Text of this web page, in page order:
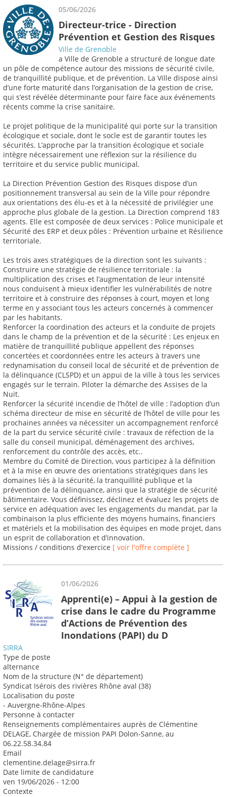
05/06/2026
Directeur-trice - Direction
Prévention et Gestion des Risques
Ville de Grenoble
a Ville de Grenoble a structuré de longue date
un pôle de compétence autour des missions de sécurité civile,
de tranquillité publique, et de prévention. La Ville dispose ainsi
d’une forte maturité dans l’organisation de la gestion de crise,
qui s’est révélée déterminante pour faire face aux événements
récents comme la crise sanitaire.
Le projet politique de la municipalité qui porte sur la transition
écologique et sociale, dont le socle est de garantir toutes les
sécurités. L’approche par la transition écologique et sociale
intègre nécessairement une réflexion sur la résilience du
territoire et du service public municipal.
La Direction Prévention Gestion des Risques dispose d’un
positionnement transversal au sein de la Ville pour répondre
aux orientations des élu-es et à la nécessité de privilégier une
approche plus globale de la gestion. La Direction comprend 183
agents. Elle est composée de deux services : Police municipale et
Sécurité des ERP et deux pôles : Prévention urbaine et Résilience
territoriale.
Les trois axes stratégiques de la direction sont les suivants :
Construire une stratégie de résilience territoriale : la
multiplication des crises et l’augmentation de leur intensité
nous conduisent à mieux identifier les vulnérabilités de notre
territoire et à construire des réponses à court, moyen et long
terme en y associant tous les acteurs concernés à commencer
par les habitants.
Renforcer la coordination des acteurs et la conduite de projets
dans le champ de la prévention et de la sécurité : Les enjeux en
matière de tranquillité publique appellent des réponses
concertées et coordonnées entre les acteurs à travers une
redynamisation du conseil local de sécurité et de prévention de
la délinquance (CLSPD) et un appui de la ville à tous les services
engagés sur le terrain. Piloter la démarche des Assises de la
Nuit.
Renforcer la sécurité incendie de l’hôtel de ville : l’adoption d’un
schéma directeur de mise en sécurité de l’hôtel de ville pour les
prochaines années va nécessiter un accompagnement renforcé
de la part du service sécurité civile : travaux de réfection de la
salle du conseil municipal, déménagement des archives,
renforcement du contrôle des accès, etc..
Membre du Comité de Direction, vous participez à la définition
et à la mise en œuvre des orientations stratégiques dans les
domaines liés à la sécurité, la tranquillité publique et la
prévention de la délinquance, ainsi que la stratégie de sécurité
bâtimentaire. Vous définissez, déclinez et évaluez les projets de
service en adéquation avec les engagements du mandat, par la
combinaison la plus efficiente des moyens humains, financiers
et matériels et la mobilisation des équipes en mode projet, dans
un esprit de collaboration et d’innovation.
Missions / conditions d'exercice [ voir l'offre complète ]
01/06/2026
Apprenti(e) – Appui à la gestion de
crise dans le cadre du Programme
d’Actions de Prévention des
Inondations (PAPI) du D
SIRRA
Type de poste
alternance
Nom de la structure (N° de département)
Syndicat Isérois des rivières Rhône aval (38)
Localisation du poste
- Auvergne-Rhône-Alpes
Personne à contacter
Renseignements complémentaires auprès de Clémentine
DELAGE, Chargée de mission PAPI Dolon-Sanne, au
06.22.58.34.84
Email
clementine.delage@sirra.fr
Date limite de candidature
ven 19/06/2026 - 12:00
Contexte